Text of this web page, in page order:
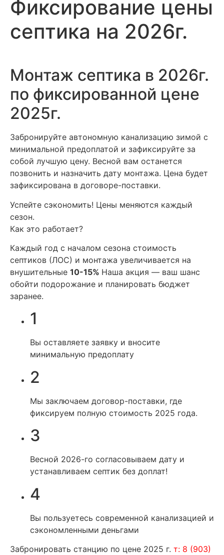
Фиксирование цены
септика на 2026г.
Монтаж септика в 2026г.
по фиксированной цене
2025г.
Забронируйте автономную канализацию зимой с
минимальной предоплатой и зафиксируйте за
собой лучшую цену. Весной вам останется
позвонить и назначить дату монтажа. Цена будет
зафиксирована в договоре-поставки.
Успейте сэкономить! Цены меняются каждый
сезон.
Как это работает?
Каждый год с началом сезона стоимость
септиков (ЛОС) и монтажа увеличивается на
внушительные 10-15% Наша акция — ваш шанс
обойти подорожание и планировать бюджет
заранее.
1
Вы оставляете заявку и вносите
минимальную предоплату
2
Мы заключаем договор-поставки, где
фиксируем полную стоимость 2025 года.
3
Весной 2026-го согласовываем дату и
устанавливаем септик без доплат!
4
Вы пользуетесь современной канализацией и
сэкономленными деньгами
Забронировать станцию по цене 2025 г. т: 8 (903)